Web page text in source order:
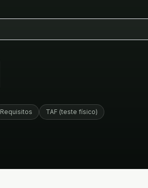
Requisitos TAF (teste físico)